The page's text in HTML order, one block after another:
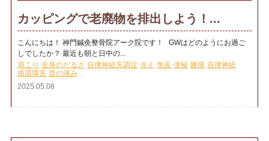
カッピングで老廃物を排出しよう！...
こんにちは！ 神門鍼灸整骨院アーク院です！ GWはどのようにお過ご
しでしたか？ 最近も朝と日中の...
肩こり 全身のだるさ 自律神経失調症 冷え 免疫 便秘 腰痛 自律神経
循環障害 首の痛み
2025.05.08